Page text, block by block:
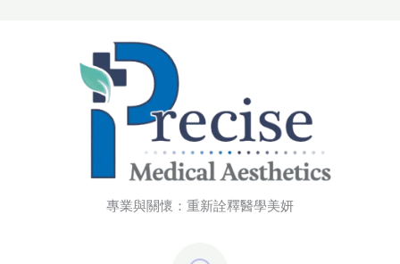
專業與關懷：重新詮釋醫學美妍